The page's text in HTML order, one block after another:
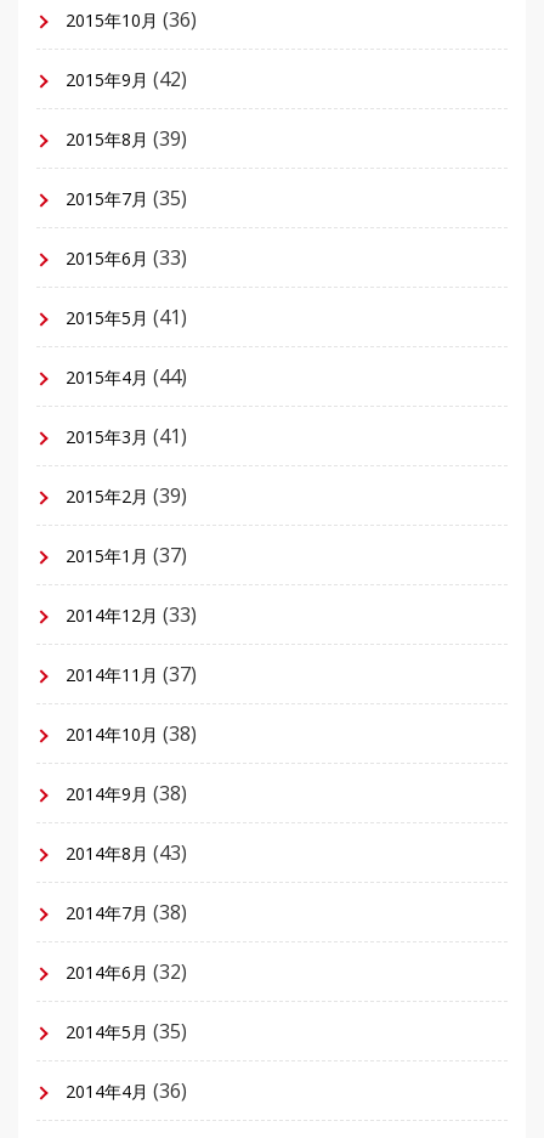
2015年10月 (36)
2015年9月 (42)
2015年8月 (39)
2015年7月 (35)
2015年6月 (33)
2015年5月 (41)
2015年4月 (44)
2015年3月 (41)
2015年2月 (39)
2015年1月 (37)
2014年12月 (33)
2014年11月 (37)
2014年10月 (38)
2014年9月 (38)
2014年8月 (43)
2014年7月 (38)
2014年6月 (32)
2014年5月 (35)
2014年4月 (36)